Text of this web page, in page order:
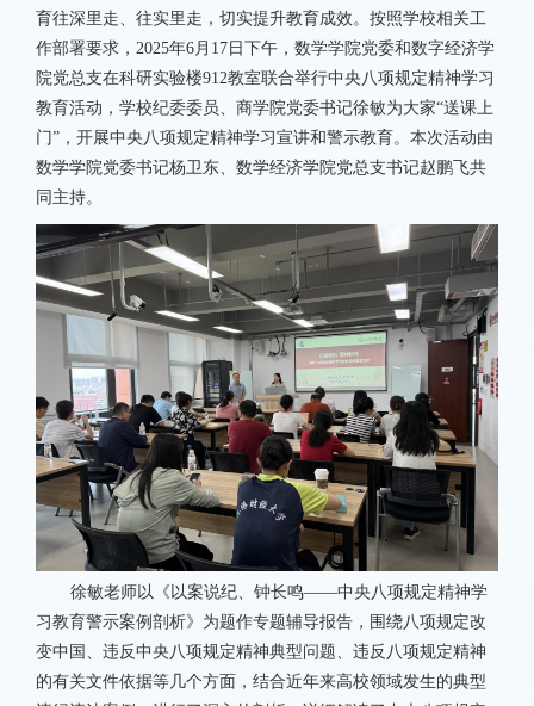
育往深里走、往实里走，切实提升教育成效。按照学校相关工
作部署要求，2025年6月17日下午，数学学院党委和数字经济学
院党总支在科研实验楼912教室联合举行中央八项规定精神学习
教育活动，学校纪委委员、商学院党委书记徐敏为大家“送课上
门”，开展中央八项规定精神学习宣讲和警示教育。本次活动由
数学学院党委书记杨卫东、数学经济学院党总支书记赵鹏飞共
同主持。
徐敏老师以《以案说纪、钟长鸣——中央八项规定精神学
习教育警示案例剖析》为题作专题辅导报告，围绕八项规定改
变中国、违反中央八项规定精神典型问题、违反八项规定精神
的有关文件依据等几个方面，结合近年来高校领域发生的典型